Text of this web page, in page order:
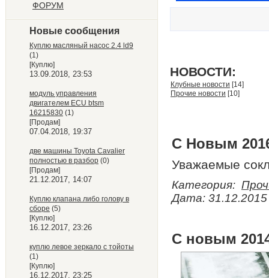
ФОРУМ
Новые сообщения
Куплю масляный насос 2.4 ld9
(1)
[Куплю]
13.09.2018, 23:53
модуль управления
двигателем ECU btsm
16215830 (1)
[Продам]
07.04.2018, 19:37
две машины Toyota Cavalier
полностью в разбор (0)
[Продам]
21.12.2017, 14:07
Куплю клапана либо голову в
сборе (5)
[Куплю]
16.12.2017, 23:26
куплю левое зеркало с тойоты
(1)
[Куплю]
16.12.2017, 23:25
НОВОСТИ:
Клубные новости [14]
Прочие новости [10]
С Новым
Уважаемые
Категория:
Дата: 31.12.2015
С новым